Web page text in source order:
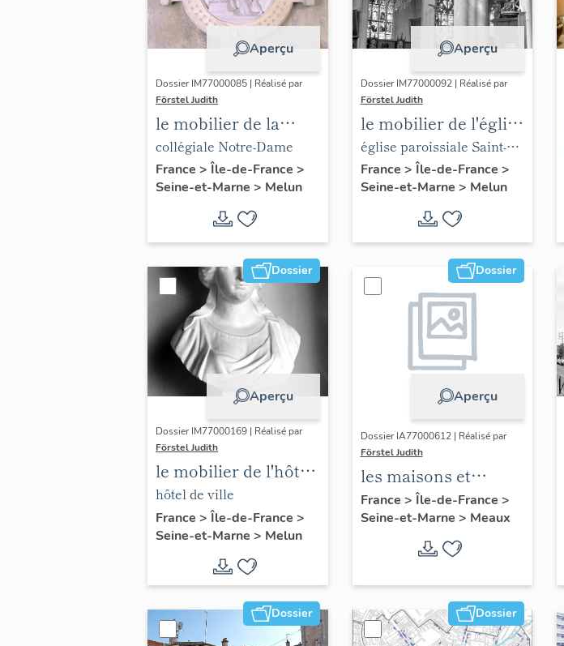
Aperçu
Dossier IM77000085 | Réalisé par
Förstel Judith
le mobilier de la
collégiale Notre-
Dame
collégiale Notre-Dame
France > Île-de-France >
Seine-et-Marne > Melun
Aperçu
Dossier IM77000092 | Réalisé par
Förstel Judith
le mobilier de l'église
Saint-Aspais
église paroissiale Saint-
Aspais
France > Île-de-France >
Seine-et-Marne > Melun
Dossier
Aperçu
Dossier IM77000169 | Réalisé par
Förstel Judith
le mobilier de l'hôtel
de ville
hôtel de ville
France > Île-de-France >
Seine-et-Marne > Melun
Dossier
Aperçu
Dossier IA77000612 | Réalisé par
Förstel Judith
les maisons et
immeubles de
Meaux
France > Île-de-France >
Seine-et-Marne > Meaux
Dossier Dossier